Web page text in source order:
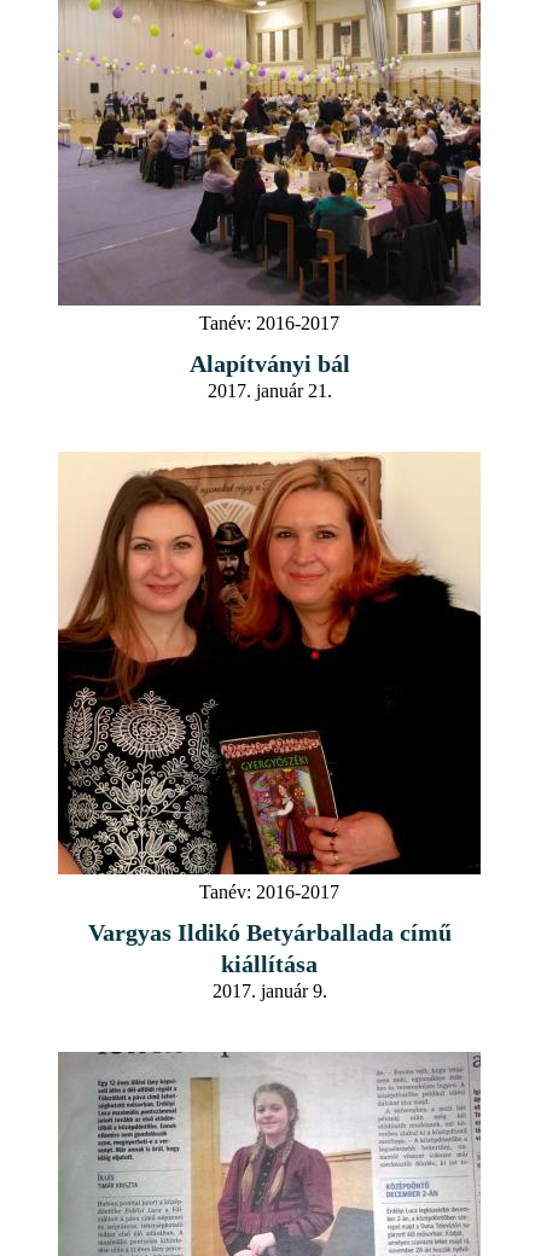
Tanév: 2016-2017
Alapítványi bál
2017. január 21.
Tanév: 2016-2017
Vargyas Ildikó Betyárballada című
kiállítása
2017. január 9.